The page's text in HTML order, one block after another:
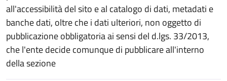
all'accessibilità del sito e al catalogo di dati, metadati e
banche dati, oltre che i dati ulteriori, non oggetto di
pubblicazione obbligatoria ai sensi del d.lgs. 33/2013,
che l'ente decide comunque di pubblicare all'interno
della sezione